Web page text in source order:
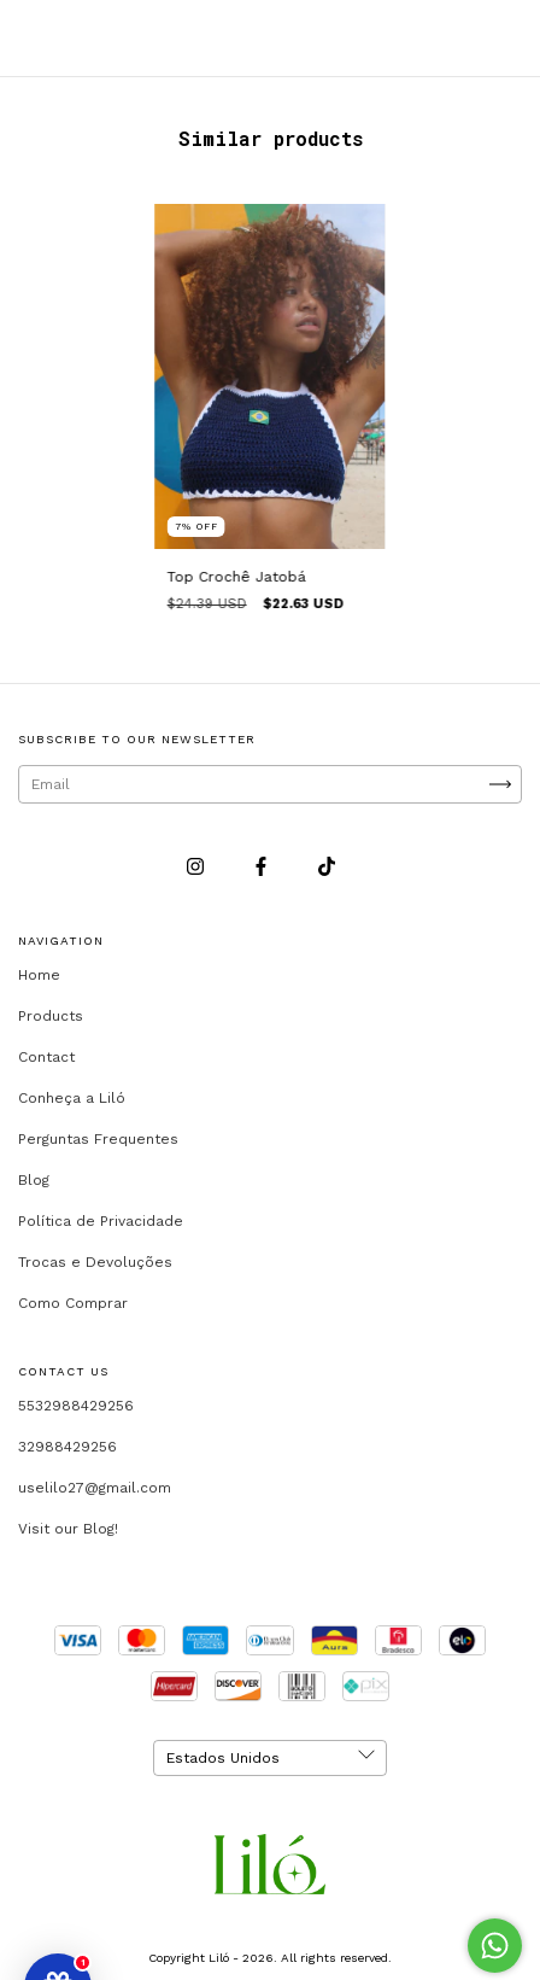
Similar products
7% OFF
Top Crochê Jatobá
$24.39 USD $22.63 USD
SUBSCRIBE TO OUR NEWSLETTER
NAVIGATION
Home
Products
Contact
Conheça a Liló
Perguntas Frequentes
Blog
Política de Privacidade
Trocas e Devoluções
Como Comprar
CONTACT US
5532988429256
32988429256
uselilo27@gmail.com
Visit our Blog!
Copyright Liló - 2026. All rights reserved.
1